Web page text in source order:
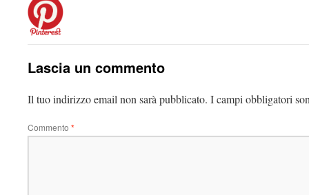
Lascia un commento
Il tuo indirizzo email non sarà pubblicato. I campi obbligatori
Commento *